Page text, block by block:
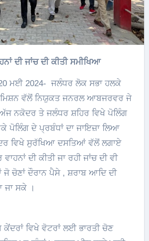
ਦੀ ਜਾਂਚ ਦੀ ਕੀਤੀ ਸਮੀਖਿਆ
ਮਈ 2024- ਜਲੰਧਰ ਲੋਕ ਸਭਾ ਹਲਕੇ
ਵੱਲੋਂ ਨਿਯੁਕਤ ਜਨਰਲ ਆਬਜਰਵਰ ਜੇ
ਨਕੋਦਰ ਤੇ ਜਲੰਧਰ ਸ਼ਹਿਰ ਵਿਖੇ ਪੋਲਿੰਗ
ਪੋਲਿੰਗ ਦੇ ਪ੍ਰਬੰਧਾਂ ਦਾ ਜਾਇਜ਼ਾ ਲਿਆ
ਵਿਖੇ ਸੁਰੱਖਿਆ ਦਸਤਿਆਂ ਵੱਲੋਂ ਲਗਾਏ
ਦੀ ਕੀਤੀ ਜਾ ਰਹੀ ਜਾਂਚ ਦੀ ਵੀ
ਜੋ ਚੋਣਾਂ ਦੌਰਾਨ ਪੈਸੇ , ਸ਼ਰਾਬ ਆਦਿ ਦੀ
ਸਕੇ ।
ਵਿਖੇ ਵੋਟਰਾਂ ਲਈ ਭਾਰਤੀ ਚੋਣ